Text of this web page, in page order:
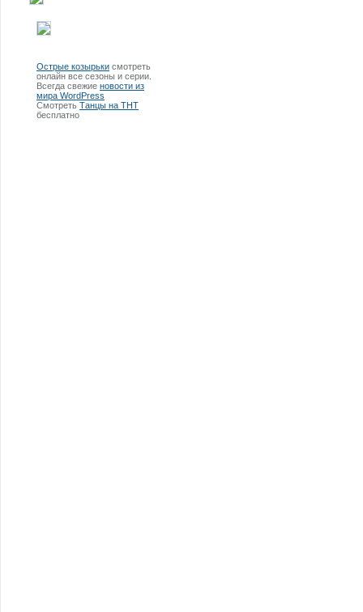
Острые козырьки смотреть
онлайн все сезоны и серии.
Всегда свежие новости из
мира WordPress
Смотреть Танцы на ТНТ
бесплатно